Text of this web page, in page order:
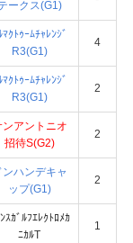
ークス(G1)
ﾏｸﾄｩｰﾑﾁｬﾚﾝｼﾞ
R3(G1)
4
ﾏｸﾄｩｰﾑﾁｬﾚﾝｼﾞ
R3(G1)
2
ンアントニオ
招待S(G2)
2
ンハンデキャ
ップ(G1)
2
ｽｶﾞﾙﾌｴﾚｸﾄﾛﾒｶ
ﾆｶﾙT
1